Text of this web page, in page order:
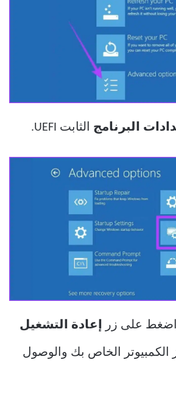
البرنامج الثابت UEFI.
اضغط على زر إعادة التشغيل
الكمبيوتر الخاص بك والوصول